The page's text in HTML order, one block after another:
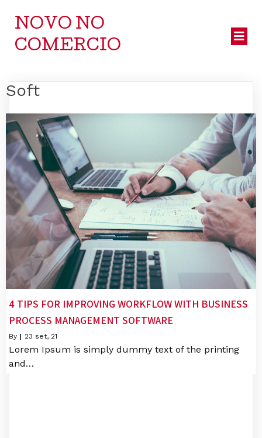
NOVO NO
COMERCIO
Soft
4 TIPS FOR IMPROVING WORKFLOW WITH BUSINESS
PROCESS MANAGEMENT SOFTWARE
By | 23 set, 21
Lorem Ipsum is simply dummy text of the printing
and…